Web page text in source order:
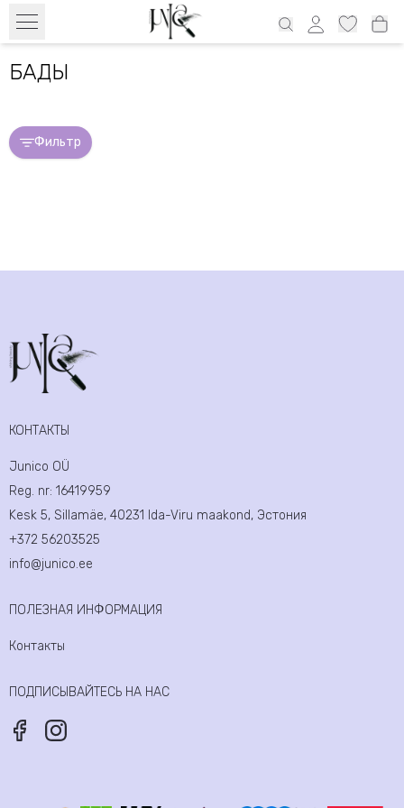
Бесплатный транспорт с 39€ по всей Эстонии и 69€ Латвия, 69€
Литва, 100€ Финляндия
БАДЫ
Фильтр
КОНТАКТЫ
Junico OÜ
Reg. nr: 16419959
Kesk 5, Sillamäe, 40231 Ida-Viru maakond, Эстония
+372 56203525
info@junico.ee
ПОЛЕЗНАЯ ИНФОРМАЦИЯ
Контакты
ПОДПИСЫВАЙТЕСЬ НА НАС